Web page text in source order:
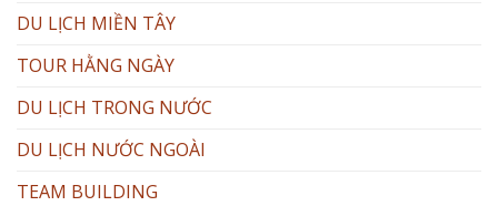
DU LỊCH MIỀN TÂY
TOUR HẰNG NGÀY
DU LỊCH TRONG NƯỚC
DU LỊCH NƯỚC NGOÀI
TEAM BUILDING